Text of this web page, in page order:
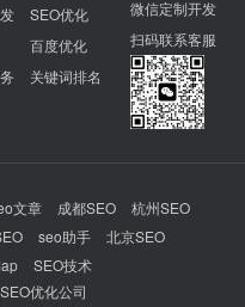
SEO优化
百度优化
关键词排名
微信定制开发
扫码联系客服
文章 成都SEO
杭州SEO
seo助手
北京SEO
SEO技术
优化公司